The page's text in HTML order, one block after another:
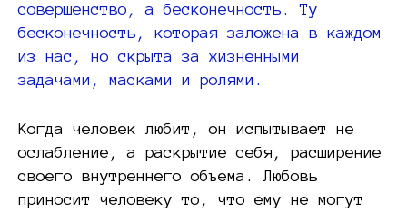
Когда человек любит, он испытывает не
ослабление, а раскрытие себя, расширение
своего внутреннего объема. Любовь
приносит человеку то, что ему не могут